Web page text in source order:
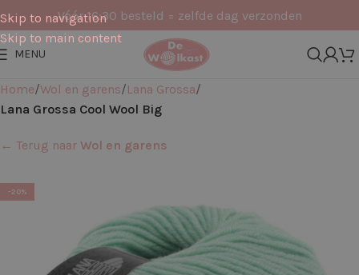
Skip to navigation
Skip to main content
Vóór 16:30 besteld = zelfde dag verzonden
MENU
Home Wol en garens Lana Grossa
Lana Grossa Cool Wool Big
← Terug naar Wol en garens
-20%